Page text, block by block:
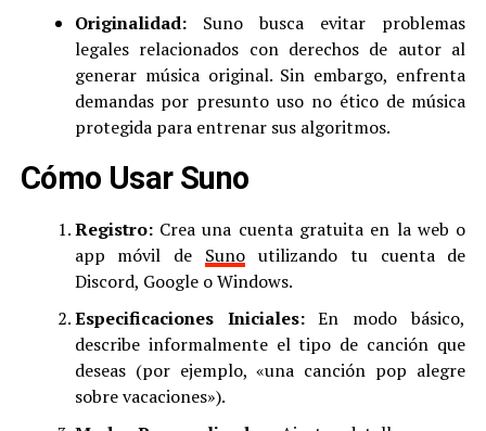
Originalidad:Suno busca evitar problemas
legales relacionados con derechos de autor al
generar música original. Sin embargo, enfrenta
demandas por presunto uso no ético de música
protegida para entrenar sus algoritmos.
Cómo Usar Suno
Registro:Crea una cuenta gratuita en la web o
app móvil de Suno utilizando tu cuenta de
Discord, Google o Windows.
Especificaciones Iniciales:En modo básico,
describe informalmente el tipo de canción que
deseas (por ejemplo, «una canción pop alegre
sobre vacaciones»).